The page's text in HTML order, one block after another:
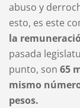
abuso y
esto, es este
la
pasada
punto, son 65
mismo
pesos.